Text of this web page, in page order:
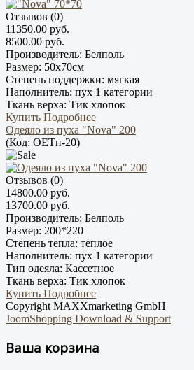
Отзывов (0)
11350.00 руб.
8500.00 руб.
Производитель: Белполь
Размер: 50х70см
Степень поддержки: мягкая
Наполнитель: пух 1 категории
Ткань верха: Тик хлопок
Купить Подробнее
Одеяло из пуха "Nova" 200
(Код: ОЕТн-20)
Отзывов (0)
14800.00 руб.
13700.00 руб.
Производитель: Белполь
Размер: 200*220
Степень тепла: теплое
Наполнитель: пух 1 категории
Тип одеяла: Кассетное
Ткань верха: Тик хлопок
Купить Подробнее
Copyright MAXXmarketing GmbH
JoomShopping Download & Support
Ваша корзина